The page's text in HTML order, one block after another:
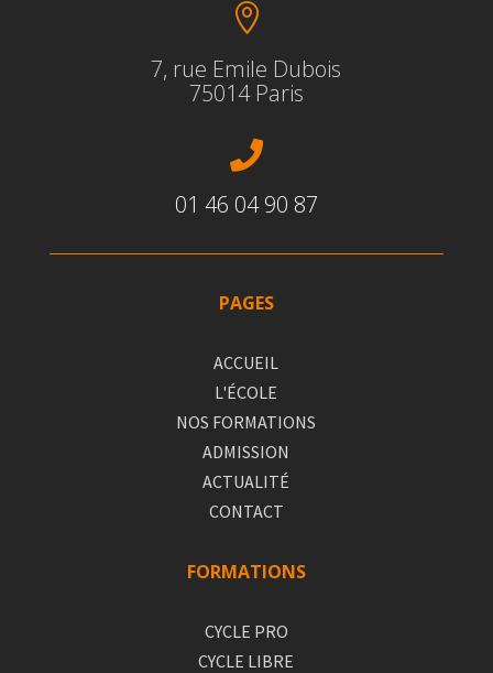

7, rue Emile Dubois
75014 Paris

01 46 04 90 87
PAGES
ACCUEIL
L'ÉCOLE
NOS FORMATIONS
ADMISSION
ACTUALITÉ
CONTACT
FORMATIONS
CYCLE PRO
CYCLE LIBRE